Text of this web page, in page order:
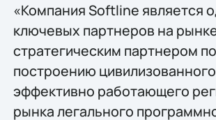
«Компания Softline является
ключевых партнеров на
стратегическим партнером по
построению
эффективно работающего
рынка легального